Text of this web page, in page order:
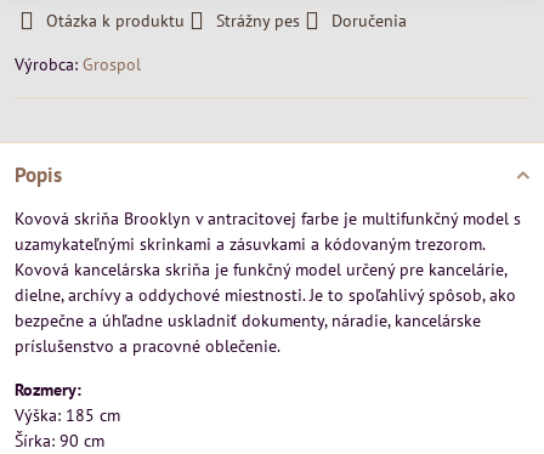
Otázka k produktu Strážny pes
Doručenia
Výrobca: Grospol
Popis
Kovová skriňa Brooklyn v antracitovej farbe je multifunkčný model s
uzamykateľnými skrinkami a zásuvkami a kódovaným trezorom.
Kovová kancelárska skriňa je funkčný model určený pre kancelárie,
dielne, archívy a oddychové miestnosti. Je to spoľahlivý spôsob, ako
bezpečne a úhľadne uskladniť dokumenty, náradie, kancelárske
príslušenstvo a pracovné oblečenie.
Rozmery:
Výška: 185 cm
Šírka: 90 cm